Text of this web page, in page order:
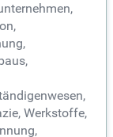
Werkstoffe,